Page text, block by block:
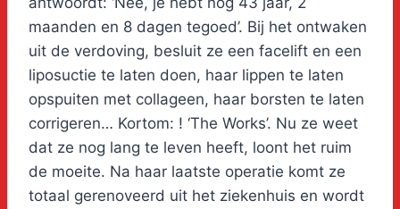
maanden en 8 dagen tegoed’. Bij het ontwaken
uit de verdoving, besluit ze een facelift en een
liposuctie te laten doen, haar lippen te laten
opspuiten met collageen, haar borsten te laten
corrigeren… Kortom: ! ‘The Works’. Nu ze weet
dat ze nog lang te leven heeft, loont het ruim
de moeite. Na haar laatste operatie komt ze
totaal gerenoveerd uit het ziekenhuis en wordt